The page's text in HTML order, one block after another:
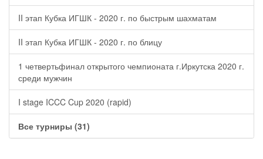
II этап Кубка ИГШК - 2020 г. по быстрым шахматам
II этап Кубка ИГШК - 2020 г. по блицу
1 четвертьфинал открытого чемпионата г.Иркутска 2020 г.
среди мужчин
I stage ICCC Cup 2020 (rapid)
Все турниры (31)